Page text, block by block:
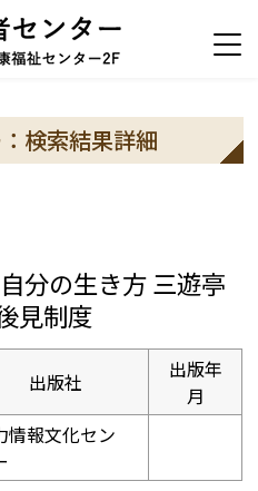
検索結果詳細
分の生き方 三遊亭
見制度
出版社
出版年
月
情報文化セン